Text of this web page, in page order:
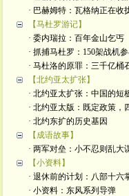
· 巴赫姆特：瓦格纳正在收
【马杜罗游记】
· 委内瑞拉：百年金山乞丐
· 抓捕马杜罗：150架战机
· 马杜洛的原罪：三千亿桶
【北约亚太扩张】
· 北约亚太扩张：中国的短
· 北约亚太版：既定政策，
· 北约东扩的历史基因
【成语故事】
· 两军对垒：小不忍则乱大
【小资料】
· 退休前的计划：八部十六
· 小资料：东风系列导弹